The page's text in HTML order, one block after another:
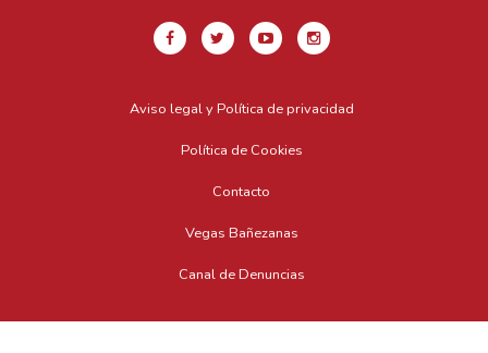
Aviso legal y Política de privacidad
Política de Cookies
Contacto
Vegas Bañezanas
Canal de Denuncias